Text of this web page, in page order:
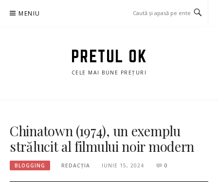
MENIU
PRETUL OK
CELE MAI BUNE PREȚURI
Chinatown (1974), un exemplu
strălucit al filmului noir modern
BLOGGING REDACȚIA IUNIE 15, 2024 0